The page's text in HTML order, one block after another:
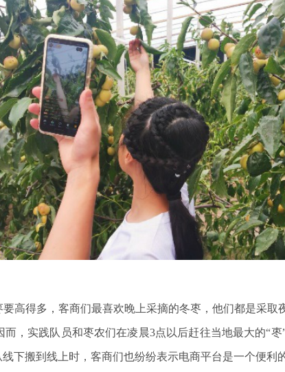
高得多，客商们最喜欢晚上采摘的冬枣，他们都是采
，实践队员和枣农们在凌晨3点以后赶往当地最大的“
下搬到线上时，客商们也纷纷表示电商平台是一个便